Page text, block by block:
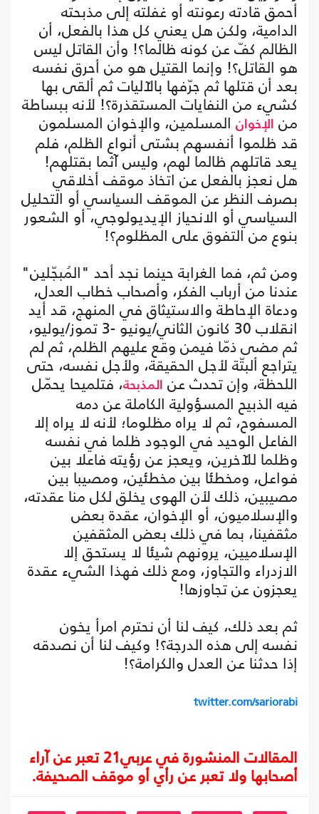
أحمق قادته رعونته أو غفلته إلى مذبحته
الدامية، ولكن هل يعني كل هذا بالفعل، أن
الظالم كفّ عن كونه ظالما؟! وأن القاتل ليس
هو القاتل؟! وإنما القتيل هو من أحرق نفسه
بعد أن قتلها ثم جرّفها بالآليات ثم ألقى بها
كشيء من النفايات المستقذرة؟! لأنه ببساطة
من الإخوان المسلمين، والإخوان المسلمون
قد ظلموا أنفسهم بشتى أنواع الظلم، فلم
يعد قاتلهم ظالما لهم، وليس آثما بقتلهم!
هل نعجز بالفعل عن اتخاذ موقف أخلاقي
بصرف النظر عن الموقف السياسي أو التحليل
السياسي أو الانحياز الإيديولوجي، أو الشعور
بنوع من التفوق على المظلوم؟!
ومن ثم، فما الغرابة حينما نجد أحد "المُبجّلين"
عندنا من أرباب الفكر، وأصحاب خطاب العدل،
ودعاة الإحاطة والاستيثاق في المنهج، قد أيد
انقلاب 30 كانون الثاني/يونيو -3 تموز/يوليو،
ثم مضى ذمّا فيمن وقع عليهم الظلم، ثم لم
يتراجع ألبتّة لأجل الحقيقة، ولأجل نفسه، حتى
اللحظة، وإن تحدث عن المذبحة، فتلميحا يحمّل
فيه الذبيح المسؤولية الكاملة عن دمه
المسفوح، ثم لا يراه مظلوما؛ لأنه لا يراه إلا
الفاعل الوحيد في الوجود ظلما في نفسه
وظلما للآخرين، ويعجز عن رؤيته فاعلا بين
فواعل، ومخطئا بين مخطئين، ومصيبا بين
مصيبين، ذلك لأن الهوى يخلق لكل منا عقدته،
والإسلاميون، أو الإخوان، عقدة بعض
مثقفينا، بما في ذلك بعض المثقفين
الإسلاميين، يرونهم شيئا لا يستحق إلا
الازدراء والتجاوز، ومع ذلك فهذا الشيء عقدة
يعجزون عن تجاوزها!
ثم بعد ذلك، كيف لنا أن نحترم امرأ يخون
نفسه إلى هذه الدرجة؟! وكيف لنا أن نصدقه
إذا حدثنا عن العدل والكرامة؟!
twitter.com/sariorabi
المقالات المنشورة في عربي21 تعبر عن آراء
أصحابها ولا تعبر عن رأي أو موقف الصحيفة.